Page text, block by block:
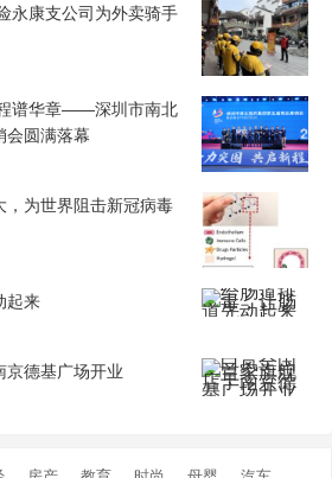
永康支公司为外卖骑手
谱华章——深圳市南北
会圆满落幕
，为世界阻击新冠病毒
起来
京德基广场开业